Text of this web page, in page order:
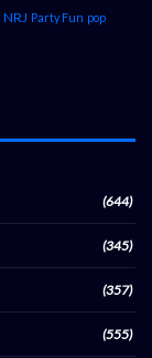
NRJ Party Fun pop
(644)
(345)
(357)
(555)